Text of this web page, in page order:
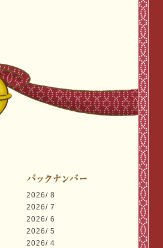
2026/ 8
2026/ 7
2026/ 6
2026/ 5
2026/ 4